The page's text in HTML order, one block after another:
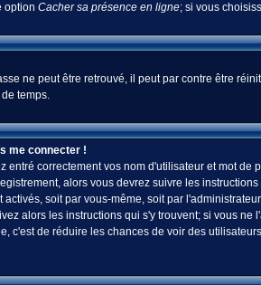
option Cacher sa présence en ligne; si vous
ne peut être retrouvé, il peut par contre être
temps.
me connecter !
entré correctement vos nom d'utilisateur et mot
alors vous devrez suivre les
activés, soit par vous-même, soit par
alors les instructions qui s'y trouvent; si vous
c'est de réduire les chances de voir des